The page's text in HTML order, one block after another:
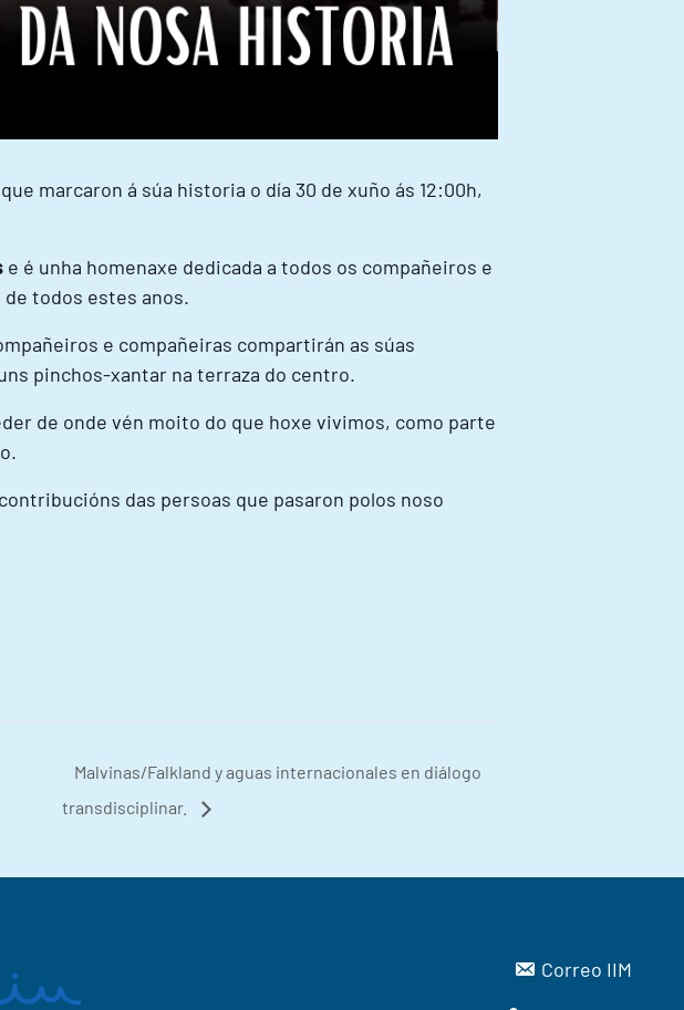
marcaron á súa historia o día 30 de xuño ás 12:00h,
e é unha homenaxe dedicada a todos os compañeiros e
todos estes anos.
e compañeiras compartirán as súas
pinchos-xantar na terraza do centro.
de onde vén moito do que hoxe vivimos, como parte
das persoas que pasaron polos noso
Malvinas/Falkland y aguas internacionales en diálogo
transdisciplinar.
Correo IIM